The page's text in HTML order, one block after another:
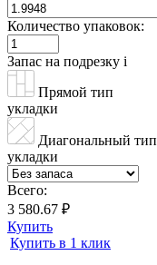
Количество упаковок:
Запас на подрезку i
Прямой тип
укладки
Диагональный тип
укладки
Всего:
3 580.67 ₽
Купить
Купить в 1 клик